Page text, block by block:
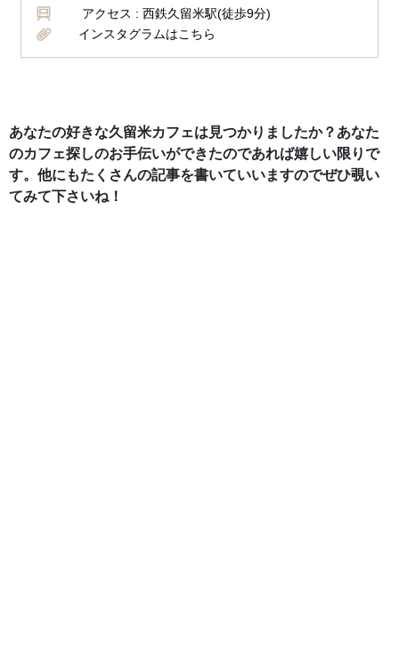
アクセス : 西鉄久留米駅(徒歩9分)
インスタグラムはこちら
あなたの好きな久留米カフェは見つかりましたか？あなた
のカフェ探しのお手伝いができたのであれば嬉しい限りで
す。他にもたくさんの記事を書いていいますのでぜひ覗い
てみて下さいね！